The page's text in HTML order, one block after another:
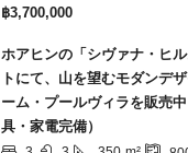
฿3,700,000
ホアヒンの「シヴァナ・ヒ
トにて、山を望むモダンデ
ーム・プールヴィラを販売
具・家電完備）
3 3 350 m²